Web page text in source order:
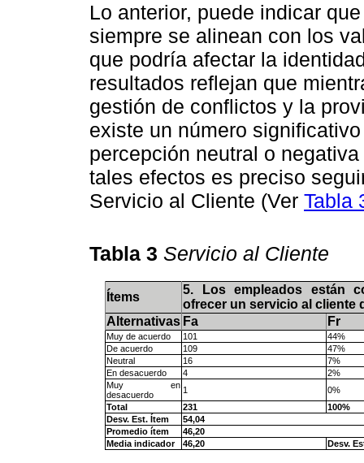
Lo anterior, puede indicar
siempre se alinean con los
que podría afectar la
resultados reflejan que
gestión de conflictos y la
existe un número
percepción neutral o
tales efectos es preciso
Servicio al Cliente (Ver Tabla
Tabla 3 Servicio al Cliente
Ítems
5. Los empleados están
ofrecer un servicio al cliente
Alternativas Fa Fr
Muy de acuerdo 101
44%
De acuerdo
109
47%
Neutral
16
7%
En desacuerdo
4
2%
Muy en
desacuerdo
1
0%
Total
231
100%
Desv. Est. Ítem
54,04
Promedio ítem
46,20
Media indicador
46,20 Desv.